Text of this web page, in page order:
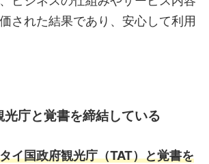
された結果であり、安心して利用
光庁と覚書を締結している
タイ国政府観光庁（TAT）と覚書を